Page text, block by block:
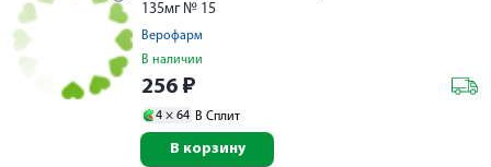
135мг № 15
Верофарм
В наличии
256 ₽
4 × 64 В Сплит
В корзину